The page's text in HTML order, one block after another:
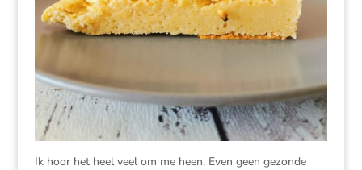
Ik hoor het heel veel om me heen. Even geen gezonde